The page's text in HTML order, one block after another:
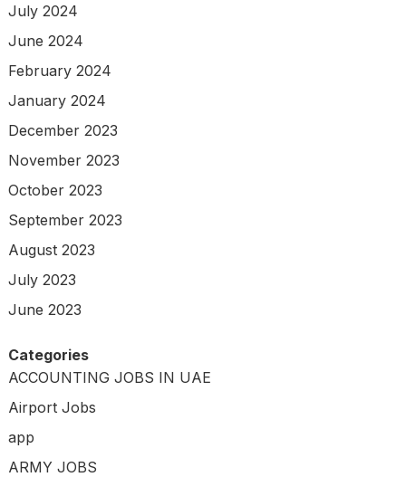
July 2024
June 2024
February 2024
January 2024
December 2023
November 2023
October 2023
September 2023
August 2023
July 2023
June 2023
Categories
ACCOUNTING JOBS IN UAE
Airport Jobs
app
ARMY JOBS